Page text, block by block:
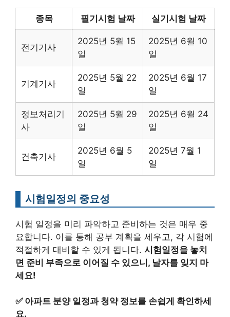
종목 필기시험 날짜 실기시험 날짜
전기기사
2025년 5월 15
일
2025년 6월 10
일
기계기사
2025년 5월 22
일
2025년 6월 17
일
정보처리기
사
2025년 5월 29
일
2025년 6월 24
일
건축기사
2025년 6월 5
일
2025년 7월 1
일
시험일정의 중요성
시험 일정을 미리 파악하고 준비하는 것은 매우 중
요합니다. 이를 통해 공부 계획을 세우고, 각 시험에
적절하게 대비할 수 있게 됩니다. 시험일정을 놓치
면 준비 부족으로 이어질 수 있으니, 날자를 잊지 마
세요!
✅ 아파트 분양 일정과 청약 정보를 손쉽게 확인하세
요.